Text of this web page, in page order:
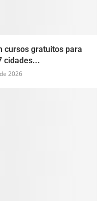
cursos gratuitos para
cidades...
2026